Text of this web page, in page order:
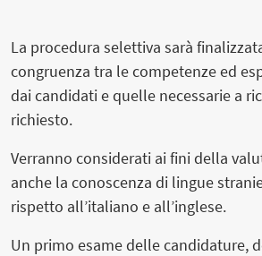
La procedura selettiva sarà
congruenza tra le competenze ed
dai candidati e quelle necessarie a
richiesto.
Verranno considerati ai fini della
anche la conoscenza di lingue
rispetto all’italiano e all’inglese.
Un primo esame delle candidature,